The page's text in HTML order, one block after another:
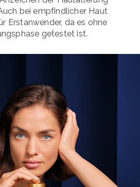
bei empfindlicher Haut
Erstanwender, da es ohne
getestet ist.